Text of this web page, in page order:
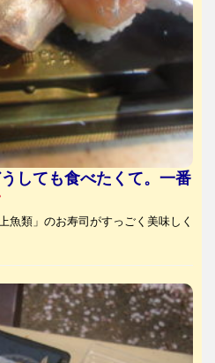
しても食べたくて。一番
魚類」のお寿司がすっごく美味しく